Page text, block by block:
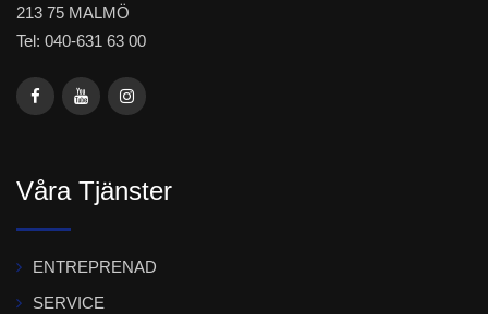
213 75 MALMÖ
Tel: 040-631 63 00
Våra Tjänster
ENTREPRENAD
SERVICE